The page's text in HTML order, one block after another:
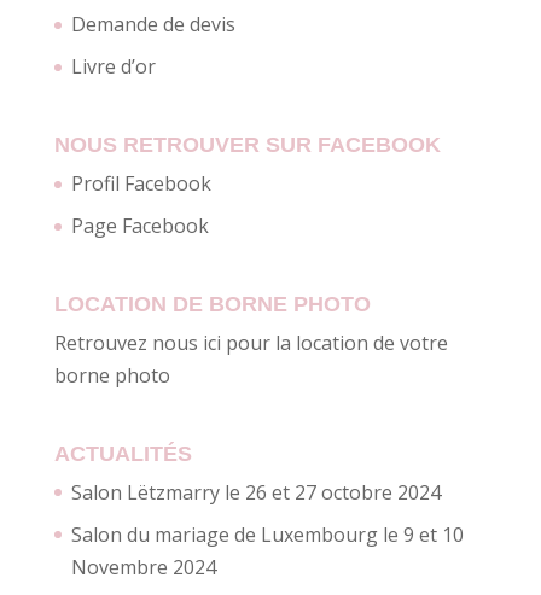
Demande de devis
Livre d’or
NOUS RETROUVER SUR FACEBOOK
Profil Facebook
Page Facebook
LOCATION DE BORNE PHOTO
Retrouvez nous ici pour la location de votre
borne photo
ACTUALITÉS
Salon Lëtzmarry le 26 et 27 octobre 2024
Salon du mariage de Luxembourg le 9 et 10
Novembre 2024